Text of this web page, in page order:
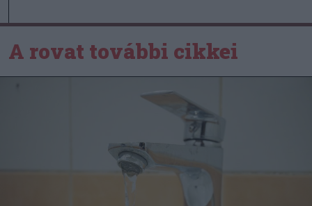
A rovat további cikkei